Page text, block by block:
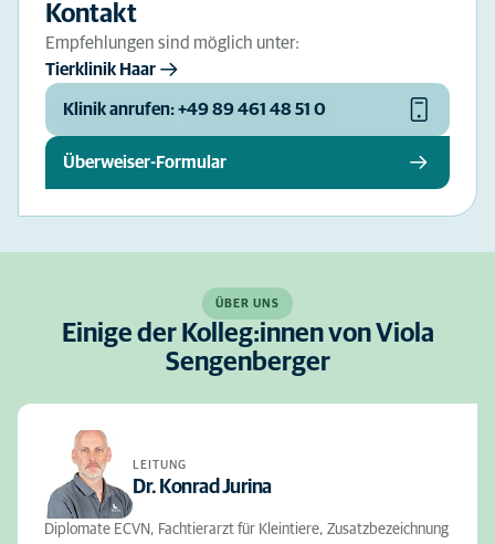
Kontakt
Empfehlungen sind möglich unter:
Tierklinik Haar
Klinik anrufen: +49 89 461 48 51 0
Überweiser-Formular
ÜBER UNS
Einige der Kolleg:innen von Viola
Sengenberger
LEITUNG
Dr. Konrad Jurina
Diplomate ECVN, Fachtierarzt für Kleintiere, Zusatzbezeichnung